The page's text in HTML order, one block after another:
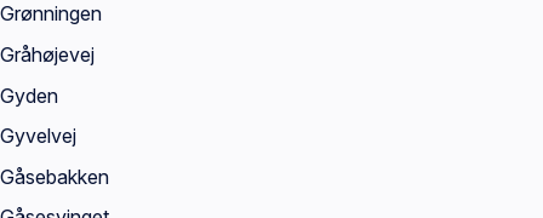
Grønningen
Gråhøjevej
Gyden
Gyvelvej
Gåsebakken